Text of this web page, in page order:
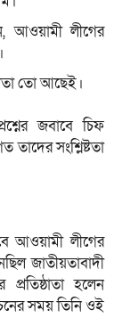
আওয়ামী লীগের
তো আছেই।
জবাবে চিফ
সংশ্লিষ্টতা
আওয়ামী লীগের
জাতীয়তাবাদী
হলেন
সময় তিনি ওই